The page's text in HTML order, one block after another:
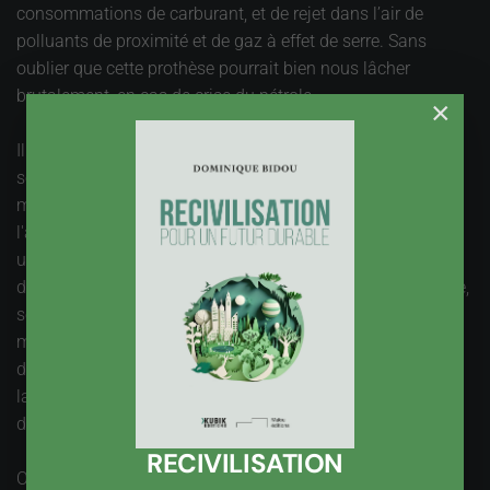
consommations de carburant, et de rejet dans l’air de
polluants de proximité et de gaz à effet de serre. Sans
oublier que cette prothèse pourrait bien nous lâcher
brutalement, en cas de crise du pétrole.
Il y a des parades, comme les « plans de déplacement des
seniors », qui proposent des recommandations pour « la
mise en place d'outils et de mesures visant à améliorer
l'accès et à faciliter la lisibilité des Transports Collectifs
urbains et inter-urbains ; à identifier des modes de
déplacements "à la carte" (covoiturage, taxis à la demande,
services d'accompagnement piéton et cycliste…) ; à
multiplier les "services à domicile" ; à faciliter les
déplacements du cercle amical et familial ou à développer
la pratique de modes de déplacements alternatifs tels que
de la marche et le vélo ».
On peut évoquer d’autres prothèses, comme l’ordinateur
×
RECIVILISATION